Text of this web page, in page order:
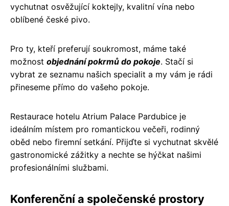
vychutnat osvěžující koktejly, kvalitní vína nebo
oblíbené české pivo.
Pro ty, kteří preferují soukromost, máme také
možnost objednání pokrmů do pokoje. Stačí si
vybrat ze seznamu našich specialit a my vám je rádi
přineseme přímo do vašeho pokoje.
Restaurace hotelu Atrium Palace Pardubice je
ideálním místem pro romantickou večeři, rodinný
oběd nebo firemní setkání. Přijďte si vychutnat skvělé
gastronomické zážitky a nechte se hýčkat našimi
profesionálními službami.
Konferenční a společenské prostory